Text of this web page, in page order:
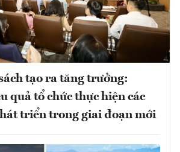
tạo ra tăng trưởng:
quả tổ chức thực hiện các
triển trong giai đoạn mới